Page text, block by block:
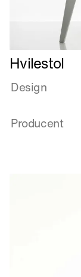
Læs
mere
om
Hvilestol
Design
Producent